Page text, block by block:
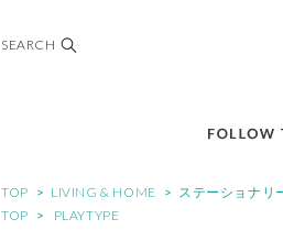
SEARCH
TOP > LIVING & HOME > ステーショナリ
TOP > PLAYTYPE